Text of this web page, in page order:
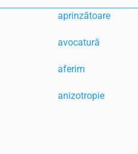
aprinzătoare
avocatură
aferim
anizotropie